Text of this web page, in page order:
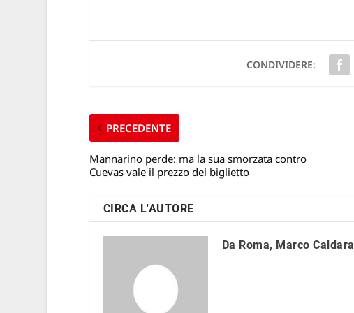
CONDIVIDERE:
PRECEDENTE
Mannarino perde: ma la sua smorzata contro
Cuevas vale il prezzo del biglietto
CIRCA L'AUTORE
Da Roma, Marco Caldara